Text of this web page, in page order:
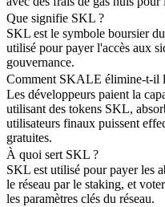
Que signifie SKL ?
SKL est le symbole boursier
utilisé pour payer l'accès aux
gouvernance.
Comment SKALE élimine-t-il
Les développeurs paient la
utilisant des tokens SKL,
utilisateurs finaux puissent
gratuites.
À quoi sert SKL ?
SKL est utilisé pour payer les
le réseau par le staking, et
les paramètres clés du réseau.